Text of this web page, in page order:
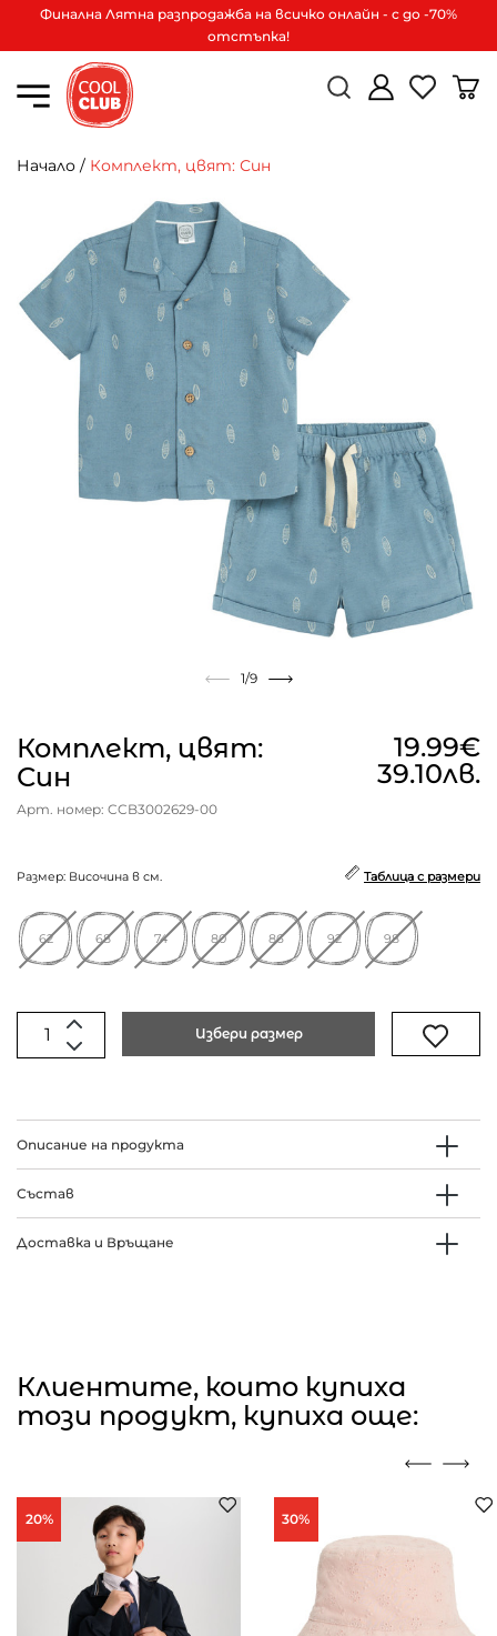
Финална Лятна разпродажба на всичко онлайн - с до -70%
отстъпка!
Начало / Комплект, цвят: Син
1/9
Комплект, цвят:
Син
Арт. номер: CCB3002629-00
19.99€
39.10лв.
Размер: Височина в см. Таблица с размери
62 68 74 80 86 92 98
Избери размер
Описание на продукта
Състав
Доставка и Връщане
Клиентите, които купиха
този продукт, купиха още:
20% 30%